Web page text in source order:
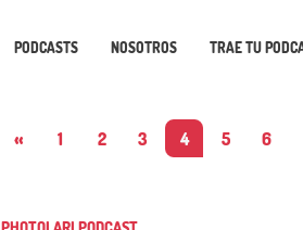
PODCASTS NOSOTROS TRAE TU
« 1 2 3 4 5 6